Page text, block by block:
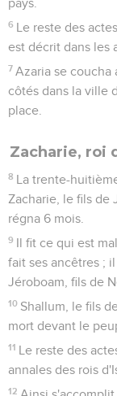
31 Le reste des
est décrit dans les
Yotam, roi de
32
sur Israël, Jotham,
Il avait 25 ans
Tsadok.
34
Il fit ce qui est
entièrement
35
Toutefois, les
offrait encore des
construisit la
Le reste des
cela est décrit
A cette époque,